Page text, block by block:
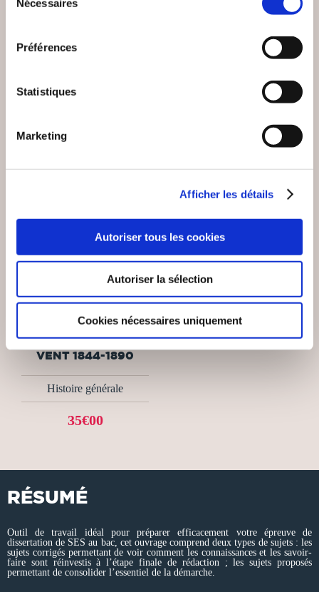
Nécessaires
Préférences
Statistiques
Marketing
Afficher les détails
Autoriser tous les cookies
Autoriser la sélection
Cookies nécessaires uniquement
(0 avis)
SHIGETOMI
TAMA'I ILES SOUS LE
VENT 1844-1890
Histoire générale
35€00
RÉSUMÉ
Outil de travail idéal pour préparer efficacement votre épreuve de
dissertation de SES au bac, cet ouvrage comprend deux types de sujets : les
sujets corrigés permettant de voir comment les connaissances et les savoir-
faire sont réinvestis à l’étape finale de rédaction ; les sujets proposés
permettant de consolider l’essentiel de la démarche.